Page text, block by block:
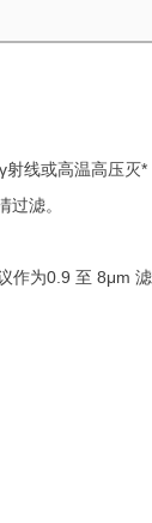
线或高温高压
滤。
作为0.9 至 8μm